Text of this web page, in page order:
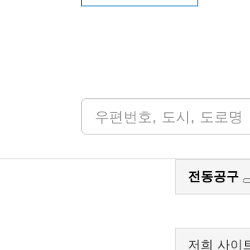
전동공구
저희 사이